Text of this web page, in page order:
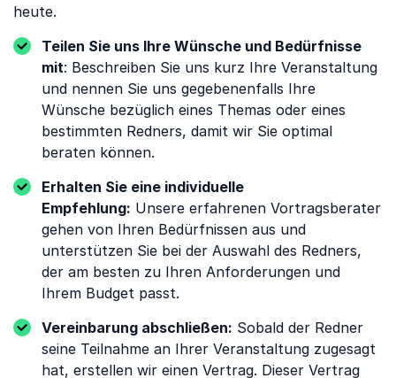
heute.
Teilen Sie uns Ihre Wünsche und Bedürfnisse
mit: Beschreiben Sie uns kurz Ihre Veranstaltung
und nennen Sie uns gegebenenfalls Ihre
Wünsche bezüglich eines Themas oder eines
bestimmten Redners, damit wir Sie optimal
beraten können.
Erhalten Sie eine individuelle
Empfehlung: Unsere erfahrenen Vortragsberater
gehen von Ihren Bedürfnissen aus und
unterstützen Sie bei der Auswahl des Redners,
der am besten zu Ihren Anforderungen und
Ihrem Budget passt.
Vereinbarung abschließen: Sobald der Redner
seine Teilnahme an Ihrer Veranstaltung zugesagt
hat, erstellen wir einen Vertrag. Dieser Vertrag